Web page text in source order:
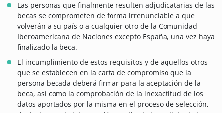
Las personas que finalmente resulten adjudicatarias de las
becas se comprometen de forma irrenunciable a que
volverán a su país o a cualquier otro de la Comunidad
Iberoamericana de Naciones excepto España, una vez haya
finalizado la beca.
El incumplimiento de estos requisitos y de aquellos otros
que se establecen en la carta de compromiso que la
persona becada deberá firmar para la aceptación de la
beca, así como la comprobación de la inexactitud de los
datos aportados por la misma en el proceso de selección,